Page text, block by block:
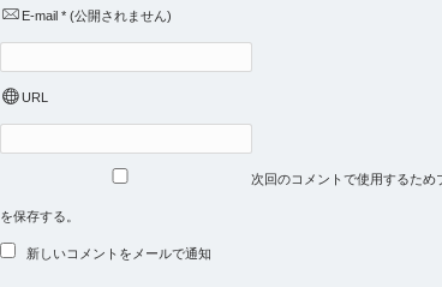
E-mail * (公開されません)
URL
次回のコメントで使用するため
を保存する。
新しいコメントをメールで通知